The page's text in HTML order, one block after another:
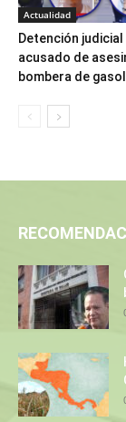
Actualidad
Detención
acusado de
bombera de